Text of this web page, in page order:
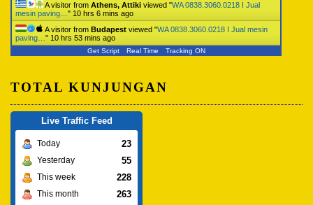
A visitor from Athens, Attiki viewed "WA 0838.3060.0218 I Jual
mesin paving… " 10 hrs 6 mins ago
A visitor from Budapest viewed "WA 0838.3060.0218 I Jual mesin
paving… " 10 hrs 53 mins ago
Get Script Real Time Tracking ON
TOTAL KUNJUNGAN
Live Traffic Feed
Today 23
Yesterday 55
This week 228
This month 263